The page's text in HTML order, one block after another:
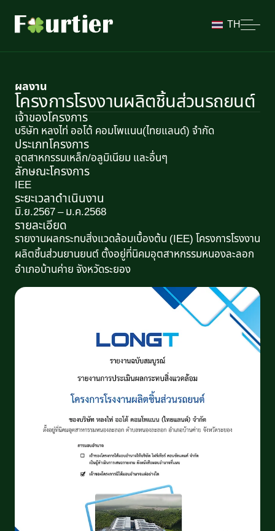
TH
ผลงาน
โครงการโรงงานผลิตชิ้นส่วนรถยนต์
เจ้าของโครงการ
บริษัท หลงไท่ ออโต้ คอมโพแนน(ไทยแลนด์) จำกัด
ประเภทโครงการ
อุตสาหกรรมเหล็ก/อลูมิเนียม และอื่นๆ
ลักษณะโครงการ​
IEE
ระยะเวลาดำเนินงาน
มิ.ย.2567 – ม.ค.2568
รายละเอียด
รายงานผลกระทบสิ่งแวดล้อมเบื้องต้น (IEE) โครงการโรงงาน
ผลิตชิ้นส่วนยานยนต์ ตั้งอยู่ที่นิคมอุตสาหกรรมหนองละลอก
อำเภอบ้านค่าย จังหวัดระยอง